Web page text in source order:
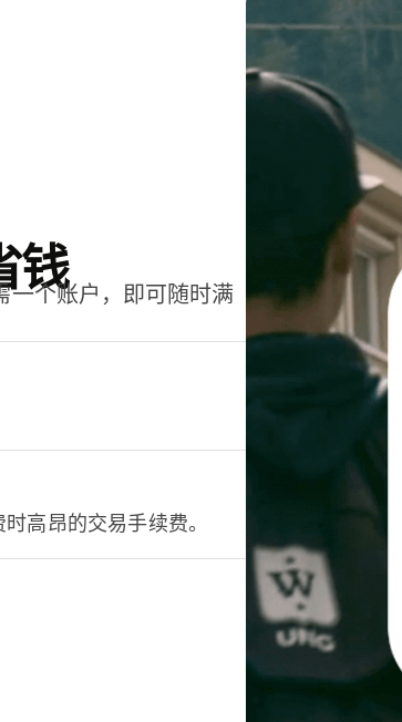
钱
个账户，即可随时满
高昂的交易手续费。